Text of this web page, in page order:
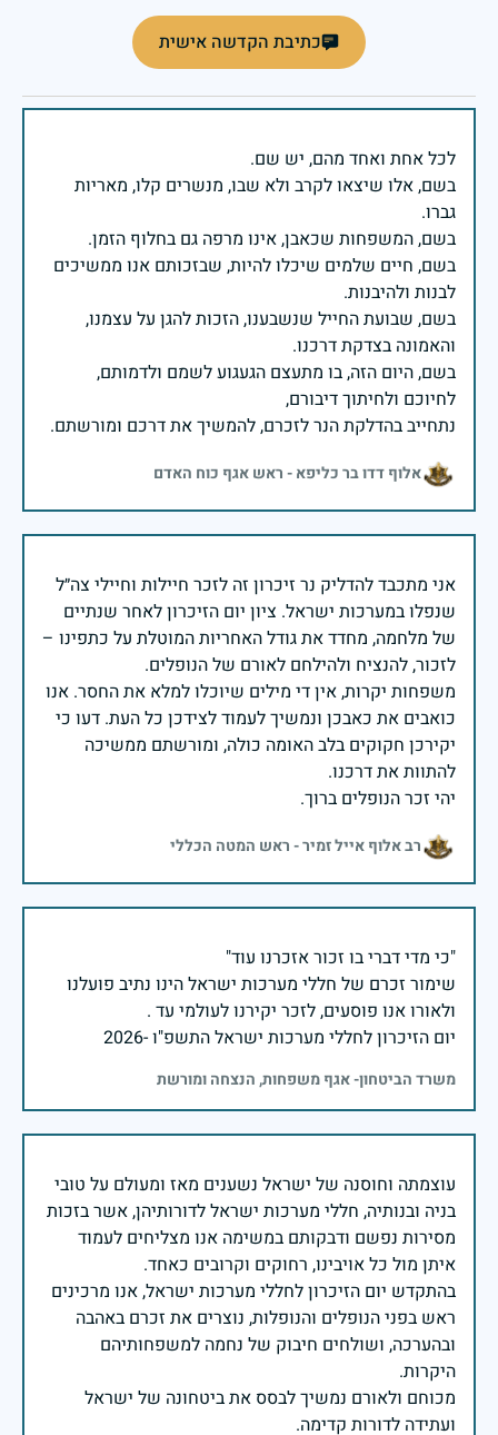
כתיבת הקדשה אישית
בשם, אלו שיצאו לקרב ולא שבו, מנשרים קלו, מאריות
בשם, חיים שלמים שיכלו להיות, שבזכותם אנו ממשיכים
בשם, שבועת החייל שנשבענו, הזכות להגן על עצמנו,
בשם, היום הזה, בו מתעצם הגעגוע לשמם ולדמותם,
נתחייב בהדלקת הנר לזכרם, להמשיך את דרכם ומורשתם.
אלוף דדו בר כליפא - ראש אגף כוח האדם
אני מתכבד להדליק נר זיכרון זה לזכר חיילות וחיילי צה״ל
שנפלו במערכות ישראל. ציון יום הזיכרון לאחר שנתיים
של מלחמה, מחדד את גודל האחריות המוטלת על כתפינו –
משפחות יקרות, אין די מילים שיוכלו למלא את החסר. אנו
כואבים את כאבכן ונמשיך לעמוד לצידכן כל העת. דעו כי
יקירכן חקוקים בלב האומה כולה, ומורשתם ממשיכה
יהי זכר הנופלים ברוך.
רב אלוף אייל זמיר - ראש המטה הכללי
שימור זכרם של חללי מערכות ישראל הינו נתיב פועלנו
יום הזיכרון לחללי מערכות ישראל התשפ"ו -2026
משרד הביטחון- אגף משפחות, הנצחה ומורשת
עוצמתה וחוסנה של ישראל נשענים מאז ומעולם על טובי
בניה ובנותיה, חללי מערכות ישראל לדורותיהן, אשר בזכות
מסירות נפשם ודבקותם במשימה אנו מצליחים לעמוד
בהתקדש יום הזיכרון לחללי מערכות ישראל, אנו מרכינים
ראש בפני הנופלים והנופלות, נוצרים את זכרם באהבה
ובהערכה, ושולחים חיבוק של נחמה למשפחותיהם
מכוחם ולאורם נמשיך לבסס את ביטחונה של ישראל
ועתידה לדורות קדימה.